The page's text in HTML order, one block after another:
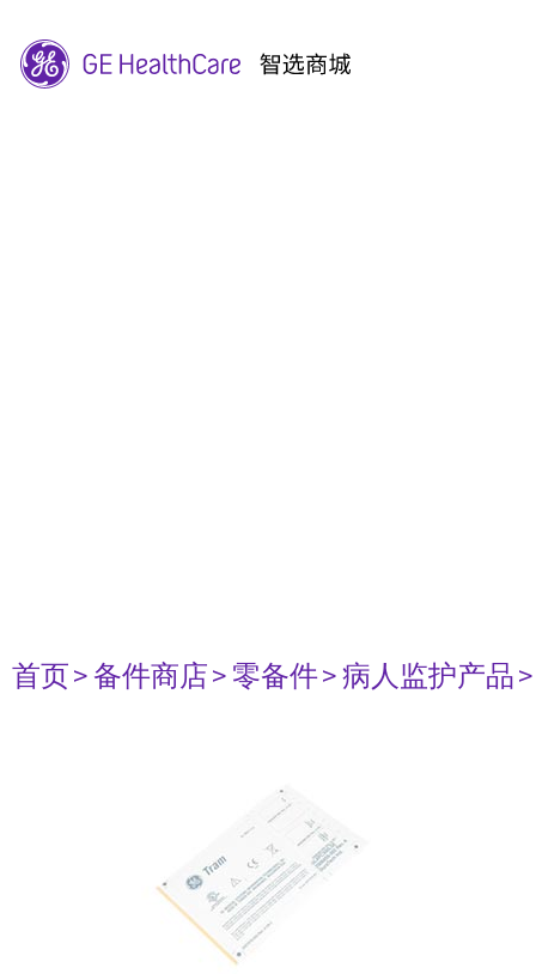
首页> 备件商店> 零备件> 病人监护产品